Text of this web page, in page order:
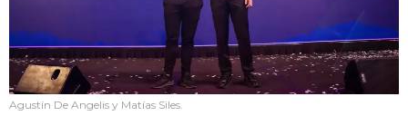
Agustín De Angelis y Matías Siles.